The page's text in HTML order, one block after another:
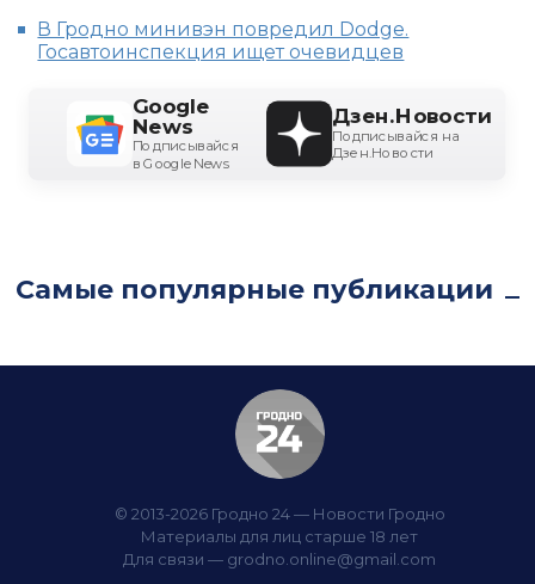
В Гродно минивэн повредил Dodge.
Госавтоинспекция ищет очевидцев
Google
News
Подписывайся
в Google News
Дзен.Новости
Подписывайся на
Дзен.Новости
Самые популярные публикации
© 2013-2026 Гродно 24 — Новости Гродно
Материалы для лиц старше 18 лет
Для связи — grodno.online@gmail.com